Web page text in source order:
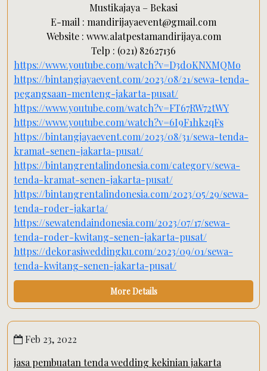
Mustikajaya – Bekasi
E-mail : mandirijayaevent@gmail.com
Website : www.alatpestamandirijaya.com
Telp : (021) 82627136
https://www.youtube.com/watch?v=D3d0KNXMQMo
https://bintangjayaevent.com/2023/08/21/sewa-tenda-
pegangsaan-menteng-jakarta-pusat/
https://www.youtube.com/watch?v=FT67RW72tWY
https://www.youtube.com/watch?v=6I9F1hk2qFs
https://bintangjayaevent.com/2023/08/31/sewa-tenda-
kramat-senen-jakarta-pusat/
https://bintangrentalindonesia.com/category/sewa-
tenda-kramat-senen-jakarta-pusat/
https://bintangrentalindonesia.com/2023/05/29/sewa-
tenda-roder-jakarta/
https://sewatendaindonesia.com/2023/07/17/sewa-
tenda-roder-kwitang-senen-jakarta-pusat/
https://dekorasiweddingku.com/2023/09/01/sewa-
tenda-kwitang-senen-jakarta-pusat/
More Details
Feb 23, 2022
jasa pembuatan tenda wedding kekinian jakarta